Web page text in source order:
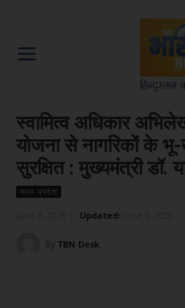
स्वामित्व अधिकार
योजना से नागरिकों के
सुरक्षित : मुख्यमंत्री डॉ.
मध्य प्रदेश
Updated:
By TBN Desk